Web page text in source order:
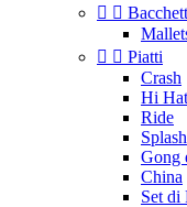
 
  Piatti
Crash
Hi Hat
Ride
Splash
Gong
China
Set di